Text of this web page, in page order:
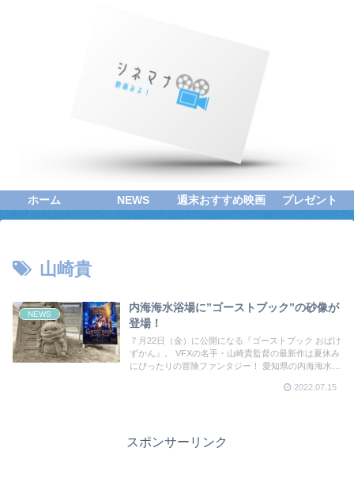
ホーム NEWS 週末おすすめ映画 プレゼント
山崎貴
NEWS
内海海水浴場に”ゴーストブック”の砂像が
登場！
７月22日（金）に公開になる『ゴーストブック おばけ
ずかん』。 VFXの名手・山崎貴監督の最新作は夏休み
にぴったりの冒険ファンタジー！ 愛知県の内海海水浴
2022.07.15
スポンサーリンク